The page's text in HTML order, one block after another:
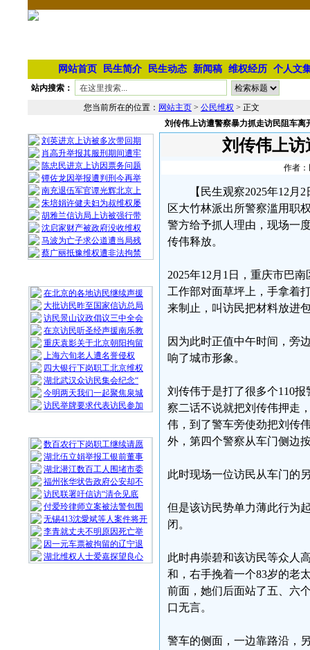
网站首页 民生简介 民生动态 新闻稿 维权经历 个人文
站内搜索：
您当前所在的位置： 网站主页 > 公民维权 > 正文
刘英进京上访被多次带回期
肖高升举报其服刑期间遭牢
陈忠民进京上访因票务问题
镡佐龙因举报遭判刑今再举
南充退伍军官谭光辉北京上
朱培娟许健夫妇为叔维权屡
胡雅兰信访局上访被强行带
沈启家财产被政府没收维权
马波为亡子求公道遭当局残
蔡广丽抵豫维权遭非法拘禁
在北京的各地访民继续声援
大批访民昨至国家信访总局
访民景山议政倡议三中全会
在京访民听圣经声援南乐教
重庆袁影关于北京朝阳拘留
上海六旬老人遭名誉侵权
四大银行下岗职工北京维权
湖北武汉众访民集会纪念“
今明两天我们一起聚焦泉城
访民举牌要求代表访民参加
数百农行下岗职工继续请愿
湖北伍立娟举报工银前董事
湖北潜江数百工人围堵市委
福州张华状告政府公安却不
访民联署吁信访“清仓见底
付爱玲律师立案被法警包围
无锡413沈愛斌等人案件将开
李青就丈夫不明原因死亡举
因一元车票被拘留的辽宁退
湖北维权人士爱嘉探望良心
刘传伟上访遭警察暴力抓走访民阻车离
刘传伟上
作者：
【民生观察2025年12
区大竹林派出所警察滥用职
警方给予抓人理由，现场一
传伟释放。
2025年12月1日，重庆市巴
工作部对面草坪上，手拿着
来制止，叫访民把材料放进
因为此时正值中午时间，旁
响了城市形象。
刘传伟于是打了很多个110
察二话不说就把刘传伟押走
伟，到了警车旁使劲把刘传
外，第四个警察从车门侧边
此时现场一位访民从车门的
但是该访民势单力薄此行为
闭。
此时冉崇碧和该访民等众人
和，右手挽着一个83岁的老
前面，她们后面站了五、六
口无言。
警车的侧面，一边靠路沿，